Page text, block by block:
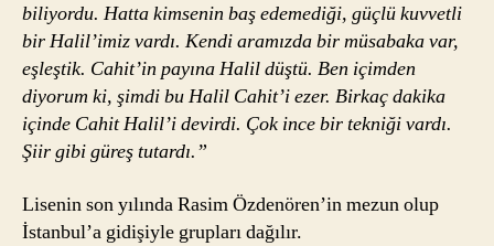
biliyordu. Hatta kimsenin baş edemediği, güçlü kuvvetli
bir Halil’imiz vardı. Kendi aramızda bir müsabaka var,
eşleştik. Cahit’in payına Halil düştü. Ben içimden
diyorum ki, şimdi bu Halil Cahit’i ezer. Birkaç dakika
içinde Cahit Halil’i devirdi. Çok ince bir tekniği vardı.
Şiir gibi güreş tutardı.”
Lisenin son yılında Rasim Özdenören’in mezun olup
İstanbul’a gidişiyle grupları dağılır.